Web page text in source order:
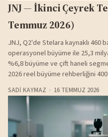
JNJ — İkinci Çeyrek
Temmuz 2026)
JNJ, Q2'de Stelara kaynaklı 460
operasyonel büyüme ile 25,3
%6,8 büyüme ve çift haneli
2026 reel büyüme rehberliğini
SADI KAYMAZ 16 TEMMUZ 2026